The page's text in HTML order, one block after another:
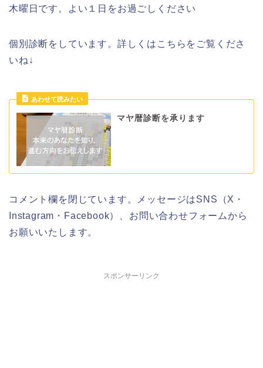
木曜日です。よい１日をお過ごしください
個別診断をしています。詳しくはこちらをご覧くださ
いね↓
マヤ暦診断を承ります
コメント欄を閉じています。メッセージはSNS（X・
Instagram・Facebook）、お問い合わせフォームから
お願いいたします。
スポンサーリンク